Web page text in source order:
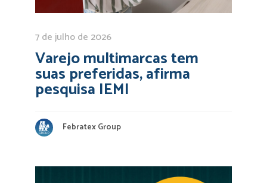
7 de julho de 2026
Varejo multimarcas tem
suas preferidas, afirma
pesquisa IEMI
Febratex Group